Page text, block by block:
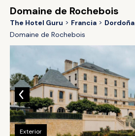
Domaine de Rochebois
The Hotel Guru Francia
Dordoña
Domaine de Rochebois
Exterior